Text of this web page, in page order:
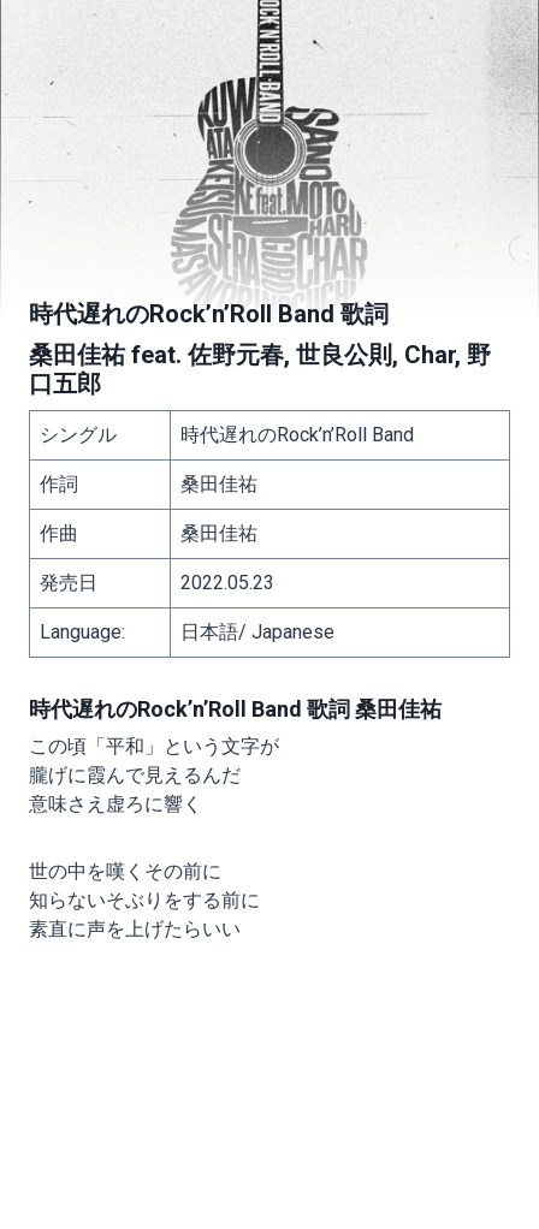
時代遅れのRock’n’Roll Band 歌詞
桑田佳祐 feat. 佐野元春, 世良公則, Char, 野
口五郎
シングル 時代遅れのRock’n’Roll Band
作詞 桑田佳祐
作曲 桑田佳祐
発売日 2022.05.23
Language: 日本語/ Japanese
時代遅れのRock’n’Roll Band 歌詞 桑田佳祐
この頃「平和」という文字が
朧げに霞んで見えるんだ
意味さえ虚ろに響く
世の中を嘆くその前に
知らないそぶりをする前に
素直に声を上げたらいい